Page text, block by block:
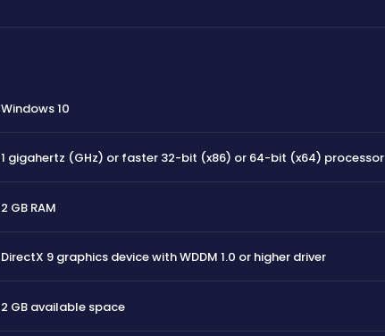
Windows 10
1 gigahertz (GHz) or faster 32-bit (x86) or 64-bit (x64) processor
2 GB RAM
DirectX 9 graphics device with WDDM 1.0 or higher driver
2 GB available space